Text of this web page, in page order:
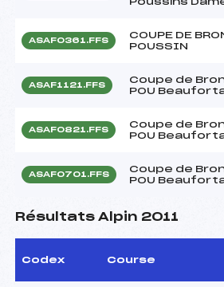
ASAF0361.FFS
COUPE DE
POUSSIN
ASAF1121.FFS
Coupe de
POU
ASAF0821.FFS
Coupe de
POU
ASAF0701.FFS
Coupe de
POU
Résultats Alpin 2011
Codex Course